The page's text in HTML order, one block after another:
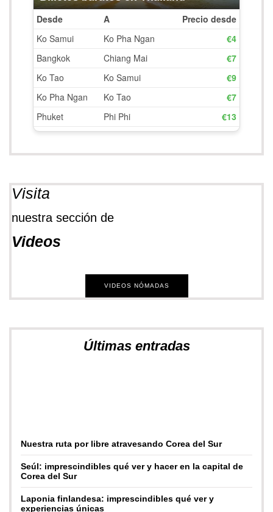
Visita
nuestra sección de
Videos
VIDEOS NÓMADAS
Últimas entradas
Nuestra ruta por libre atravesando Corea del Sur
Seúl: imprescindibles qué ver y hacer en la capital de
Corea del Sur
Laponia finlandesa: imprescindibles qué ver y
experiencias únicas